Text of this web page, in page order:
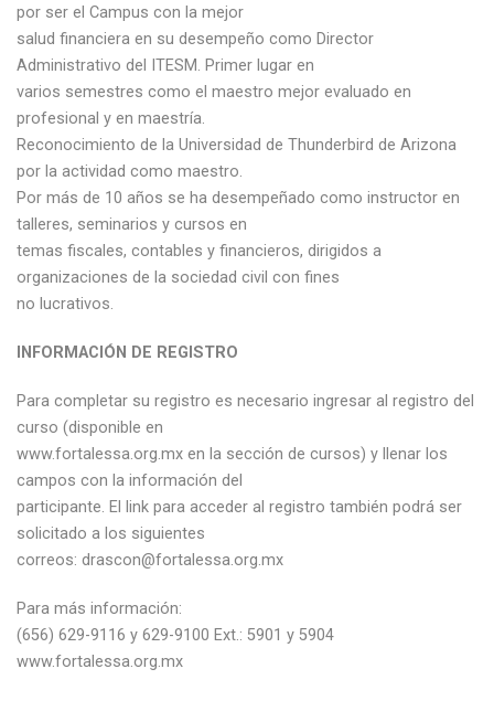
por ser el Campus con la mejor
salud financiera en su desempeño como Director
Administrativo del ITESM. Primer lugar en
varios semestres como el maestro mejor evaluado en
profesional y en maestría.
Reconocimiento de la Universidad de Thunderbird de Arizona
por la actividad como maestro.
Por más de 10 años se ha desempeñado como instructor en
talleres, seminarios y cursos en
temas fiscales, contables y financieros, dirigidos a
organizaciones de la sociedad civil con fines
no lucrativos.
INFORMACIÓN DE REGISTRO
Para completar su registro es necesario ingresar al registro del
curso (disponible en
www.fortalessa.org.mx en la sección de cursos) y llenar los
campos con la información del
participante. El link para acceder al registro también podrá ser
solicitado a los siguientes
correos: drascon@fortalessa.org.mx
Para más información:
(656) 629-9116 y 629-9100 Ext.: 5901 y 5904
www.fortalessa.org.mx